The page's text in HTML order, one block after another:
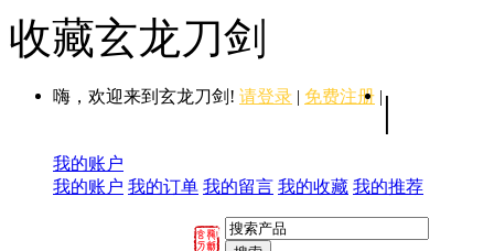
收藏玄龙刀剑
嗨，欢迎来到玄龙刀剑! 请登录 | 免费注册 | |
我的账户
我的账户 我的订单 我的留言 我的收藏 我的推荐